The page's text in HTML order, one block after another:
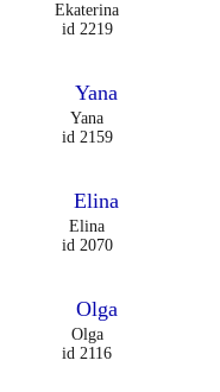
Ekaterina
id 2219
Yana
id 2159
Elina
id 2070
Olga
id 2116